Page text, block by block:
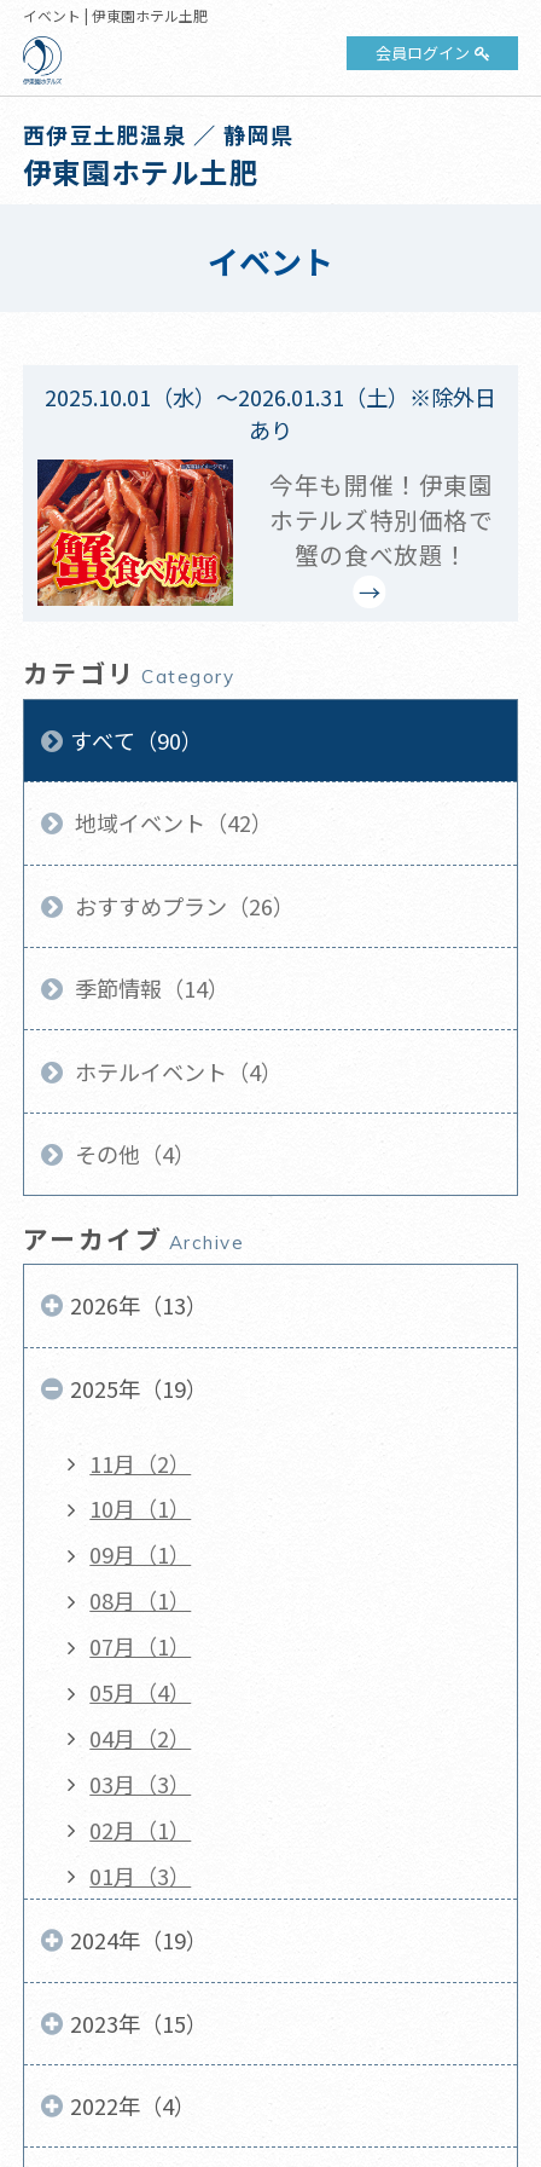
イベント | 伊東園ホテル土肥
会員ログイン
西伊豆土肥温泉 ／ 静岡県
伊東園ホテル土肥
イベント
2025.10.01（水）～2026.01.31（土）※除外日
あり
今年も開催！伊東園
ホテルズ特別価格で
蟹の食べ放題！
カテゴリ Category
すべて（90）
地域イベント（42）
おすすめプラン（26）
季節情報（14）
ホテルイベント（4）
その他（4）
アーカイブ Archive
2026年（13）
2025年（19）
11月（2）
10月（1）
09月（1）
08月（1）
07月（1）
05月（4）
04月（2）
03月（3）
02月（1）
01月（3）
2024年（19）
2023年（15）
2022年（4）